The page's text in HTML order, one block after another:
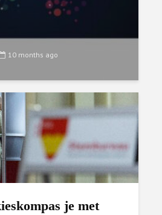
10 months ago
je met